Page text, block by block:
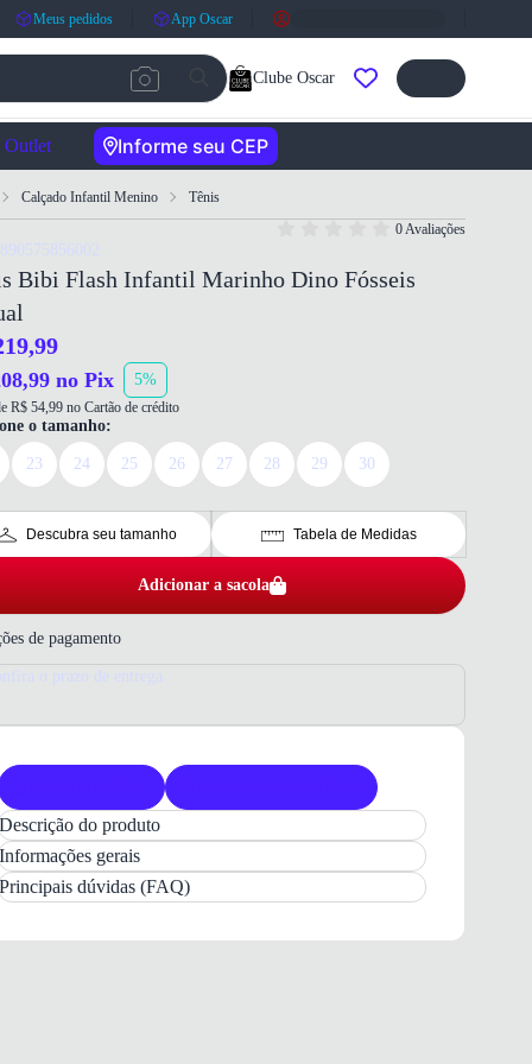
Meus pedidos App Oscar
Clube Oscar
Outlet Informe seu CEP
Calçado Infantil Menino
Tênis
0 Avaliações
Bibi Flash Infantil Marinho Dino Fósseis
no Pix 5%
R$ 54,99 no Cartão de crédito
o tamanho:
23 24 25 26 27 28 29 30
Descubra seu tamanho Tabela de Medidas
Adicionar a sacola
de pagamento
o prazo de entrega
do produto
TênisBibi Flash Infantil
Estilo para o Dia a Dia
escolha ideal para acompanhar os pequenos em
gerais
dúvidas (FAQ)